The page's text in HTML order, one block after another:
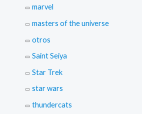
marvel
masters of the universe
otros
Saint Seiya
Star Trek
star wars
thundercats